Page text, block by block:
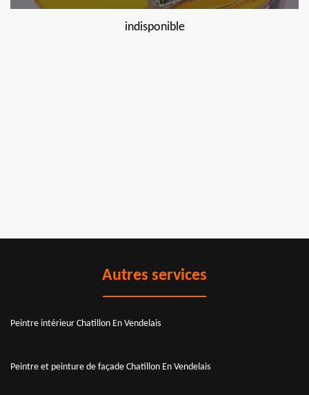
indisponible
Autres services
Peintre intérieur Chatillon En Vendelais
Peintre et peinture de façade Chatillon En Vendelais